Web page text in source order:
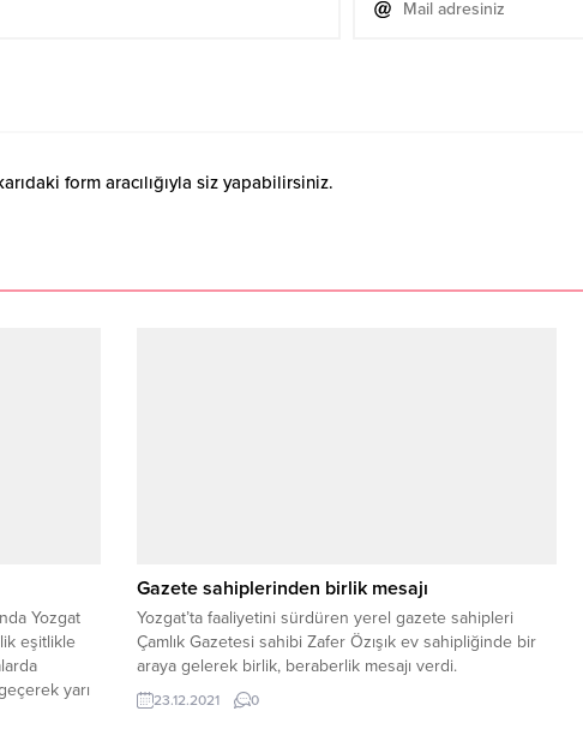
form aracılığıyla siz yapabilirsiniz.
Yozgat
eşitlikle
yarı
ekip
yanıt...
Gazete sahiplerinden birlik mesajı
Yozgat’ta faaliyetini sürdüren yerel gazete sahipleri
Çamlık Gazetesi sahibi Zafer Özışık ev sahipliğinde bir
araya gelerek birlik, beraberlik mesajı verdi.
23.12.2021 0